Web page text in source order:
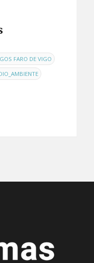
FARO DE VIGO ,
,